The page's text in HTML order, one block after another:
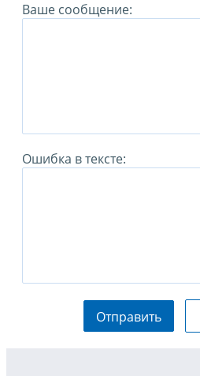
Ваше сообщение:
Ошибка в тексте:
Отправить